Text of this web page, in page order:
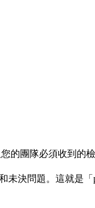
的團隊必須收到的
問題。這就是「